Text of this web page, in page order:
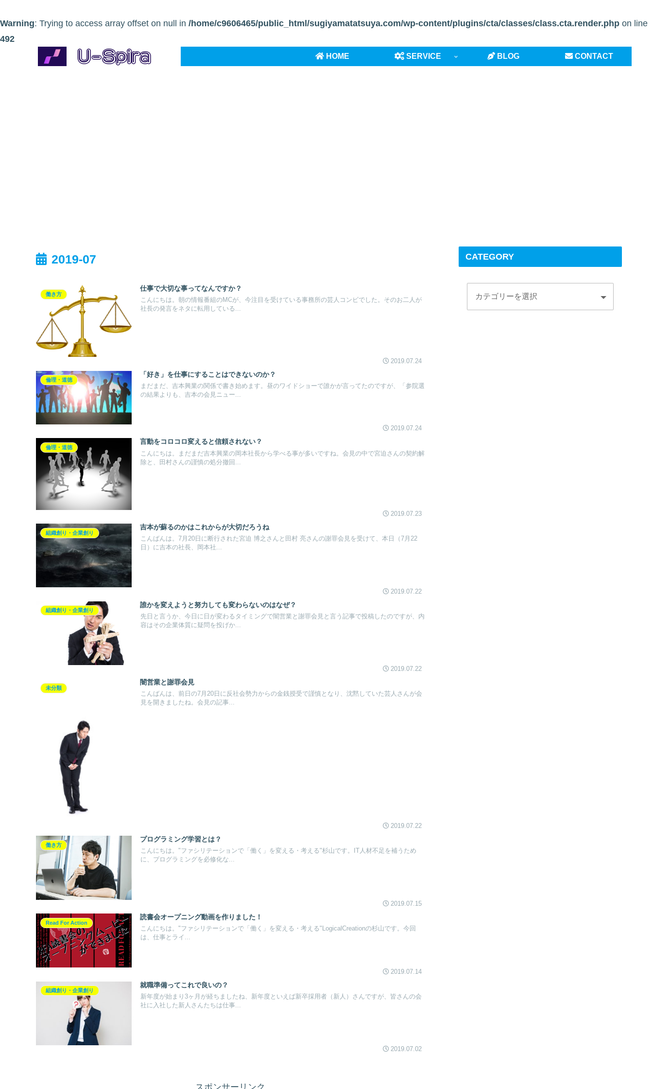
Warning: Trying to access array offset on null in /home/c9606465/public_html/sugiyamatatsuya.com/wp-content/plugins/cta/classes/class.cta.render.php on line
492
HOME SERVICE BLOG CONTACT
2019-07
働き方
仕事で大切な事ってなんですか？
こんにちは。朝の情報番組のMCが、今注目を受けている事務所の芸人コンビでした。そのお二人が
社長の発言をネタに転用している...
2019.07.24
倫理・道徳
「好き」を仕事にすることはできないのか？
まだまだ、吉本興業の関係で書き始めます。昼のワイドショーで誰かが言ってたのですが、「参院選
の結果よりも、吉本の会見ニュー...
2019.07.24
倫理・道徳
言動をコロコロ変えると信頼されない？
こんにちは。まだまだ吉本興業の岡本社長から学べる事が多いですね。会見の中で宮迫さんの契約解
除と、田村さんの謹慎の処分撤回...
2019.07.23
組織創り・企業創り
吉本が蘇るのかはこれからが大切だろうね
こんばんは。7月20日に断行された宮迫 博之さんと田村 亮さんの謝罪会見を受けて、本日（7月22
日）に吉本の社長、岡本社...
2019.07.22
組織創り・企業創り
誰かを変えようと努力しても変わらないのはなぜ？
先日と言うか、今日に日が変わるタイミングで闇営業と謝罪会見と言う記事で投稿したのですが、内
容はその企業体質に疑問を投げか...
2019.07.22
未分類
闇営業と謝罪会見
こんばんは、前日の7月20日に反社会勢力からの金銭授受で謹慎となり、沈黙していた芸人さんが会
見を開きましたね。会見の記事...
2019.07.22
働き方
プログラミング学習とは？
こんにちは。"ファシリテーションで「働く」を変える・考える"杉山です。IT人材不足を補うため
に、プログラミングを必修化な...
2019.07.15
Read For Action
読書会オープニング動画を作りました！
こんにちは。"ファシリテーションで「働く」を変える・考える"LogicalCreationの杉山です。今回
は、仕事とライ...
2019.07.14
組織創り・企業創り
就職準備ってこれで良いの？
新年度が始まり3ヶ月が経ちましたね、新年度といえば新卒採用者（新人）さんですが、皆さんの会
社に入社した新人さんたちは仕事...
2019.07.02
CATEGORY